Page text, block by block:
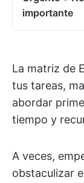
importante
La matriz de
tus tareas,
abordar
tiempo y
A veces,
obstaculizar